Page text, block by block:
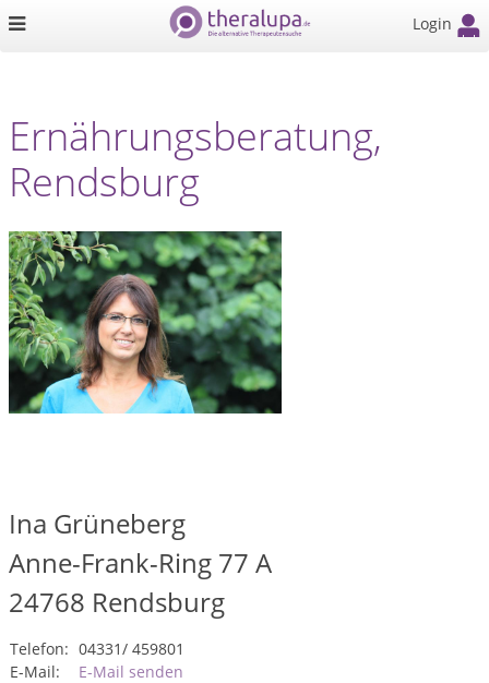
Login
Ernährungsberatung,
Rendsburg
Ina Grüneberg
Anne-Frank-Ring 77 A
24768 Rendsburg
Telefon: 04331/ 459801
E-Mail:
E-Mail senden